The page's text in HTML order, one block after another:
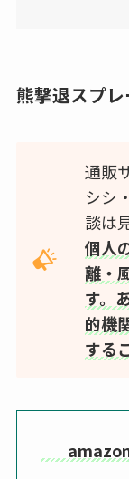
熊撃退スプ
通販
シシ
談は
個人
離・
す。
的機
する